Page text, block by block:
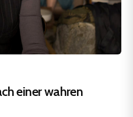
einer wahren